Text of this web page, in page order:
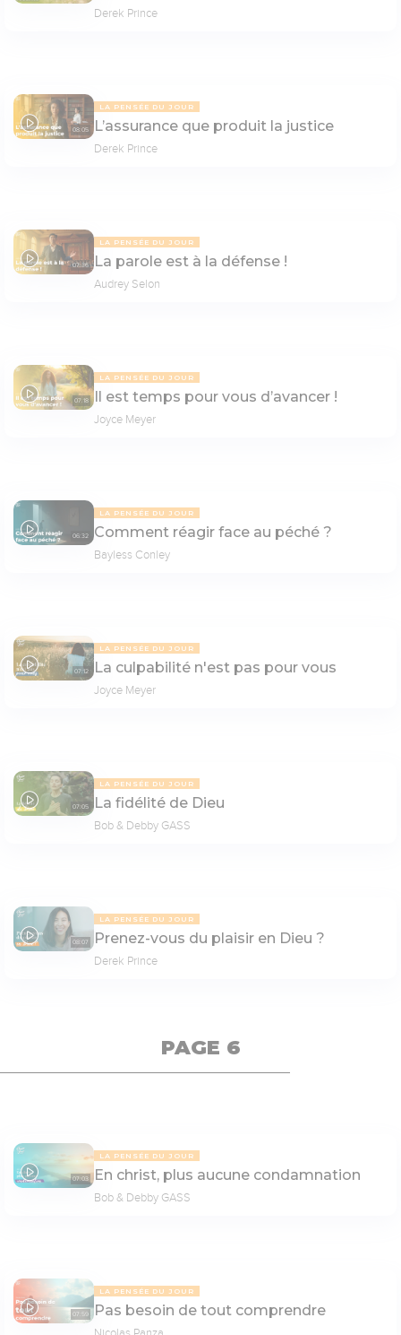
Derek Prince
08:05
LA PENSÉE DU JOUR
L’assurance que produit la justice
Derek Prince
07:36
LA PENSÉE DU JOUR
La parole est à la défense !
Audrey Selon
07:18
LA PENSÉE DU JOUR
Il est temps pour vous d’avancer !
Joyce Meyer
06:32
LA PENSÉE DU JOUR
Comment réagir face au péché ?
Bayless Conley
07:12
LA PENSÉE DU JOUR
La culpabilité n'est pas pour vous
Joyce Meyer
07:05
LA PENSÉE DU JOUR
La fidélité de Dieu
Bob & Debby GASS
08:07
LA PENSÉE DU JOUR
Prenez-vous du plaisir en Dieu ?
Derek Prince
PAGE 6
07:03
LA PENSÉE DU JOUR
En christ, plus aucune condamnation
Bob & Debby GASS
07:59
LA PENSÉE DU JOUR
Pas besoin de tout comprendre